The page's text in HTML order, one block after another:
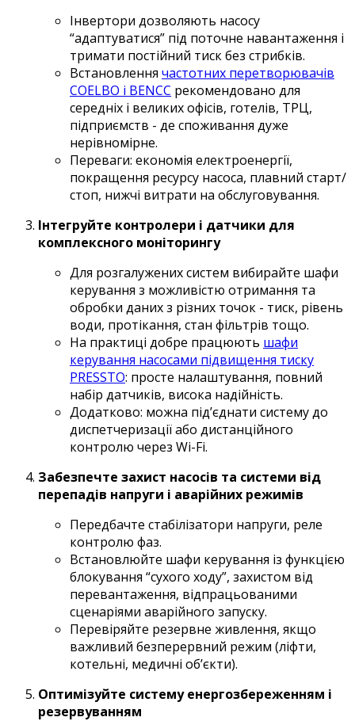
Інвертори дозволяють насосу
“адаптуватися” під поточне навантаження і
тримати постійний тиск без стрибків.
Встановлення частотних перетворювачів
COELBO і BENCC рекомендовано для
середніх і великих офісів, готелів, ТРЦ,
підприємств - де споживання дуже
нерівномірне.
Переваги: економія електроенергії,
покращення ресурсу насоса, плавний старт/
стоп, нижчі витрати на обслуговування.
Інтегруйте контролери і датчики для
комплексного моніторингу
Для розгалужених систем вибирайте шафи
керування з можливістю отримання та
обробки даних з різних точок - тиск, рівень
води, протікання, стан фільтрів тощо.
На практиці добре працюють шафи
керування насосами підвищення тиску
PRESSTO: просте налаштування, повний
набір датчиків, висока надійність.
Додатково: можна під’єднати систему до
диспетчеризації або дистанційного
контролю через Wi-Fi.
Забезпечте захист насосів та системи від
перепадів напруги і аварійних режимів
Передбачте стабілізатори напруги, реле
контролю фаз.
Встановлюйте шафи керування із функцією
блокування “сухого ходу”, захистом від
перевантаження, відпрацьованими
сценаріями аварійного запуску.
Перевіряйте резервне живлення, якщо
важливий безперервний режим (ліфти,
котельні, медичні об’єкти).
Оптимізуйте систему енергозбереженням і
резервуванням